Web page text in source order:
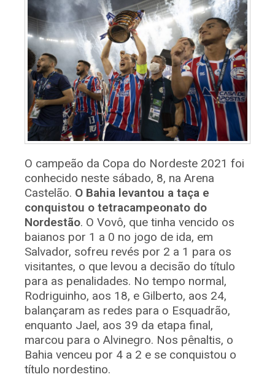
O campeão da Copa do Nordeste 2021 foi
conhecido neste sábado, 8, na Arena
Castelão. O Bahia levantou a taça e
conquistou o tetracampeonato do
Nordestão. O Vovô, que tinha vencido os
baianos por 1 a 0 no jogo de ida, em
Salvador, sofreu revés por 2 a 1 para os
visitantes, o que levou a decisão do título
para as penalidades. No tempo normal,
Rodriguinho, aos 18, e Gilberto, aos 24,
balançaram as redes para o Esquadrão,
enquanto Jael, aos 39 da etapa final,
marcou para o Alvinegro. Nos pênaltis, o
Bahia venceu por 4 a 2 e se conquistou o
título nordestino.